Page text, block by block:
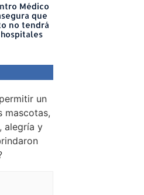
Médico
que
no tendrá
un
mascotas,
alegría y